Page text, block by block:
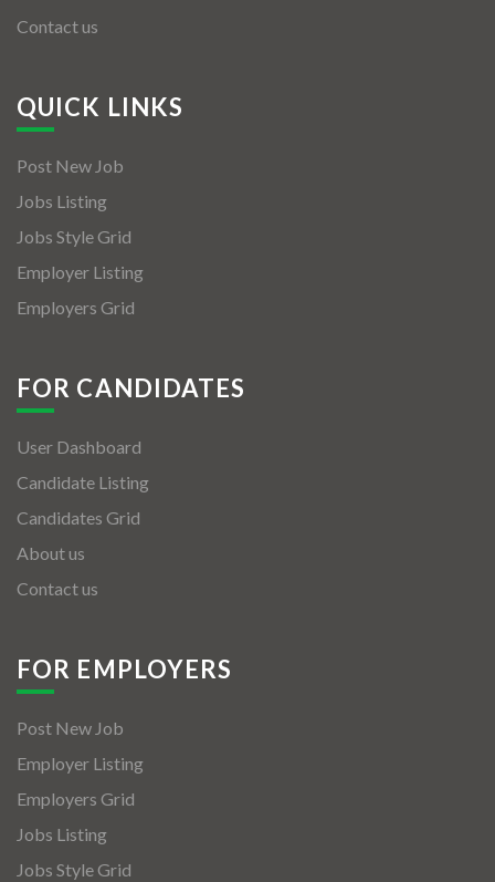
Contact us
QUICK LINKS
Post New Job
Jobs Listing
Jobs Style Grid
Employer Listing
Employers Grid
FOR CANDIDATES
User Dashboard
Candidate Listing
Candidates Grid
About us
Contact us
FOR EMPLOYERS
Post New Job
Employer Listing
Employers Grid
Jobs Listing
Jobs Style Grid